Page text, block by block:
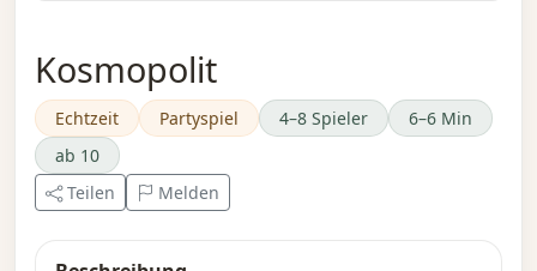
Kosmopolit
Echtzeit Partyspiel 4–8 Spieler
6–6 Min
ab 10
Teilen
Melden